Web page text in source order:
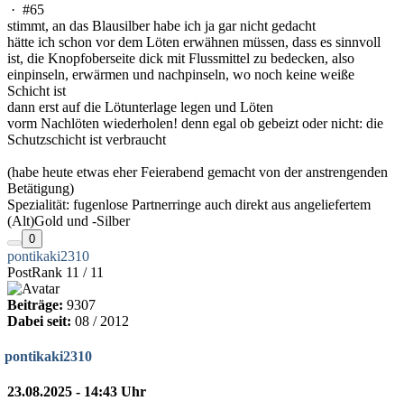
· #65
stimmt, an das Blausilber habe ich ja gar nicht gedacht
hätte ich schon vor dem Löten erwähnen müssen, dass es sinnvoll
ist, die Knopfoberseite dick mit Flussmittel zu bedecken, also
einpinseln, erwärmen und nachpinseln, wo noch keine weiße
Schicht ist
dann erst auf die Lötunterlage legen und Löten
vorm Nachlöten wiederholen! denn egal ob gebeizt oder nicht: die
Schutzschicht ist verbraucht
(habe heute etwas eher Feierabend gemacht von der anstrengenden
Betätigung)
Spezialität: fugenlose Partnerringe auch direkt aus angeliefertem
(Alt)Gold und -Silber
0
pontikaki2310
PostRank 11 / 11
Beiträge: 9307
Dabei seit: 08 / 2012
pontikaki2310
23.08.2025 - 14:43 Uhr